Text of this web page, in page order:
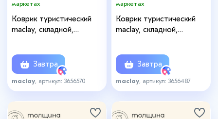
маркетах
Коврик туристический
maclay, складной,
Завтра
maclay , артикул: 3656570
маркетах
Коврик туристический
maclay, складной,
Завтра
maclay , артикул: 3656487